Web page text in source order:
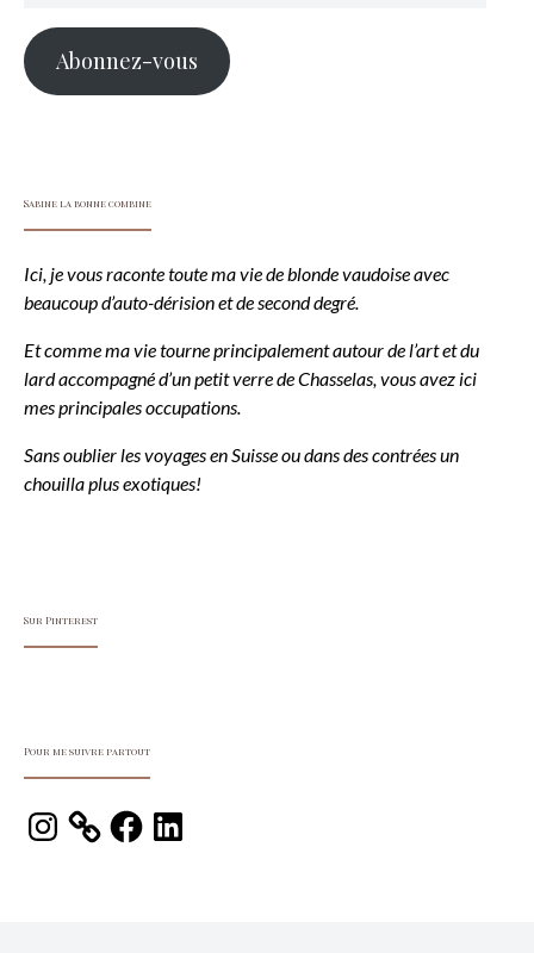
Abonnez-vous
Sabine la bonne combine
Ici, je vous raconte toute ma vie de blonde vaudoise avec
beaucoup d’auto-dérision et de second degré.
Et comme ma vie tourne principalement autour de l’art et du
lard accompagné d’un petit verre de Chasselas, vous avez ici
mes principales occupations.
Sans oublier les voyages en Suisse ou dans des contrées un
chouilla plus exotiques!
Sur Pinterest
Pour me suivre partout
Instagram FacebookLinkedIn